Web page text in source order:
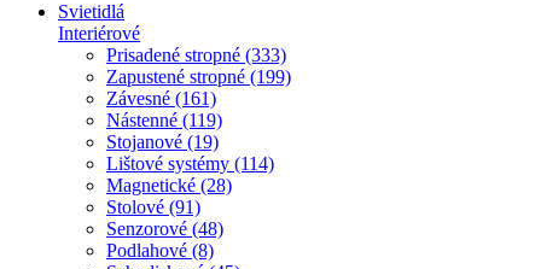
Svietidlá
Interiérové
Prisadené stropné (333)
Zapustené stropné (199)
Závesné (161)
Nástenné (119)
Stojanové (19)
Lištové systémy (114)
Magnetické (28)
Stolové (91)
Senzorové (48)
Podlahové (8)